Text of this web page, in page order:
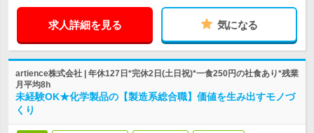
求人詳細を見る 気になる
artience株式会社 | 年休127日*完休2日(土日祝)*一食250円の社食あり*残業
月平均8h
未経験OK★化学製品の【製造系総合職】価値を生み出すモノづ
くり